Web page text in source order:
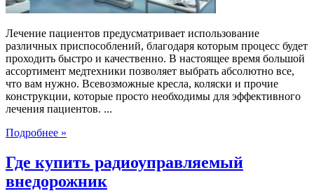
Лечение пациентов предусматривает использование
различных приспособлений, благодаря которым процесс будет
проходить быстро и качественно. В настоящее время большой
ассортимент медтехники позволяет выбрать абсолютно все,
что вам нужно. Всевозможные кресла, коляски и прочие
конструкции, которые просто необходимы для эффективного
лечения пациентов. ...
Подробнее »
Где купить радиоуправляемый
внедорожник